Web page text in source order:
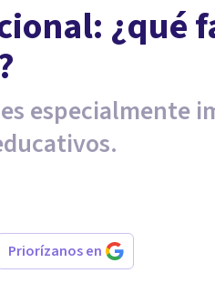
¿qué
especialmente
Priorízanos en